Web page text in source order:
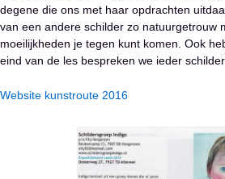
degene die ons met haar opdrachten
van een andere schilder zo natuurgetrouw
moeilijkheden je tegen kunt komen. Ook
eind van de les bespreken we ieder
Website kunstroute 2016